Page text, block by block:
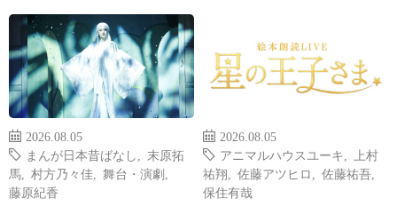
2026.08.05
まんが日本昔ばなし
末原拓
馬
村方乃々佳 舞台・演劇
藤原紀香
2026.08.05
アニマルハウスユーキ
上村
祐翔
佐藤アツヒロ 佐藤祐吾
保住有哉